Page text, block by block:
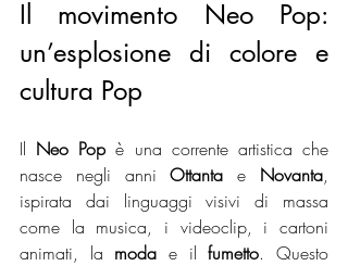
Il movimento Neo Pop:
un’esplosione di colore e
cultura Pop
Il Neo Pop è una corrente artistica che
nasce negli anni Ottanta e Novanta,
ispirata dai linguaggi visivi di massa
come la musica, i videoclip, i cartoni
animati, la moda e il fumetto. Questo